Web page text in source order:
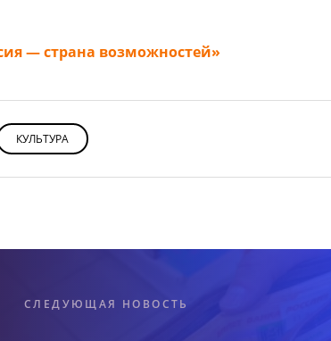
— страна возможностей»
КУЛЬТУРА
СЛЕДУЮЩАЯ НОВОСТЬ